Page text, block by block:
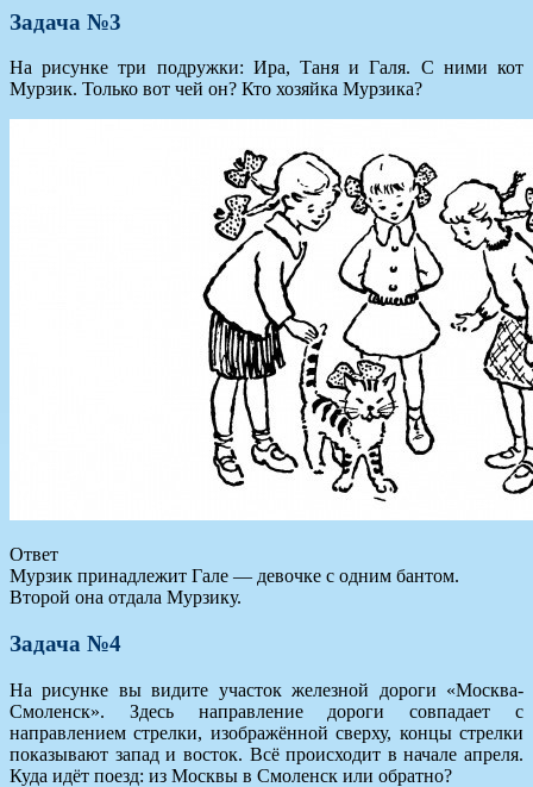
Задача №3
На рисунке три подружки: Ира, Таня и Галя. С ними кот
Мурзик. Только вот чей он? Кто хозяйка Мурзика?
Ответ
Мурзик принадлежит Гале — девочке с одним бантом.
Второй она отдала Мурзику.
Задача №4
На рисунке вы видите участок железной дороги «Москва-
Смоленск». Здесь направление дороги совпадает с
направлением стрелки, изображённой сверху, концы стрелки
показывают запад и восток. Всё происходит в начале апреля.
Куда идёт поезд: из Москвы в Смоленск или обратно?